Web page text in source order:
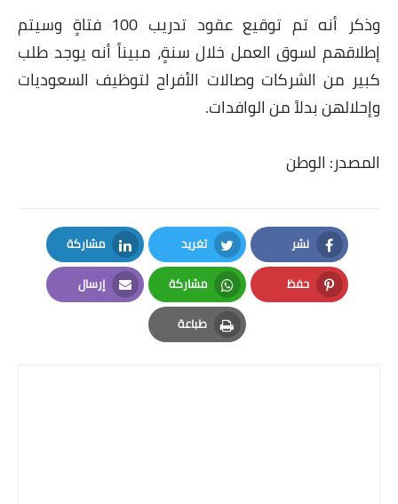
وذكر أنه تم توقيع عقود تدريب 100 فتاةٍ وسيتم
إطلاقهم لسوق العمل خلال سنةٍ، مبيناً أنه يوجد طلب
كبير من الشركات وصالات الأفراح لتوظيف السعوديات
وإحلالهن بدلاً من الوافدات.
المصدر: الوطن
نشر
Facebook
تغريد
Twitter
مشاركة
LinkedIn
حفظ
Pinterest
مشاركة
Whatsapp
إرسال
Email
طباعة
Print